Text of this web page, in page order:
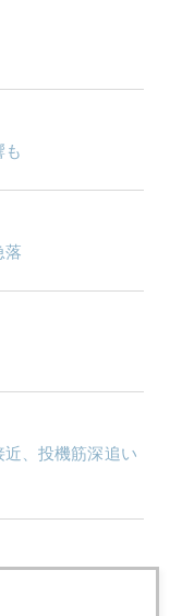
も
落
、投機筋深追い